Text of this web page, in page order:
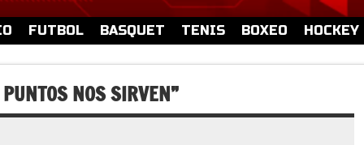
facebooktwitterinstagramyoutube
FUTBOL BASQUET TENIS BOXEO HOCKEY
NOS SIRVEN”